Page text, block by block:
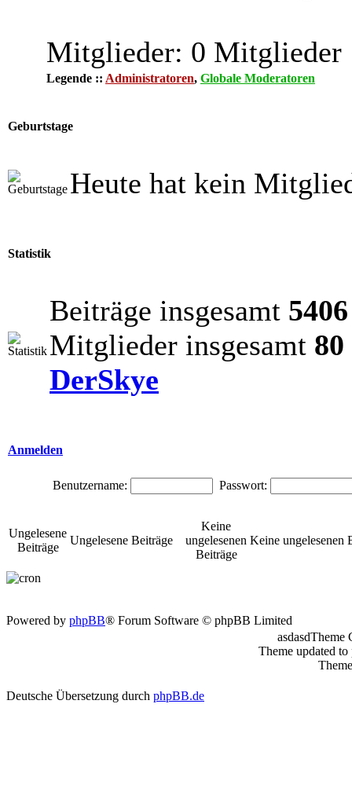
Mitglieder: 0 Mitglieder
Legende :: Administratoren, Globale Moderatoren
Geburtstage
Heute hat kein
Statistik
Beiträge insgesamt 5406
Mitglieder insgesamt 80
DerSkye
Anmelden
Benutzername: Passwort:
Ungelesene
Beiträge
Ungelesene Beiträge
Keine
ungelesenen
Beiträge
Keine ungelesenen
Powered by phpBB® Forum Software © phpBB Limited
asdasdTheme
Theme updated
Deutsche Übersetzung durch phpBB.de